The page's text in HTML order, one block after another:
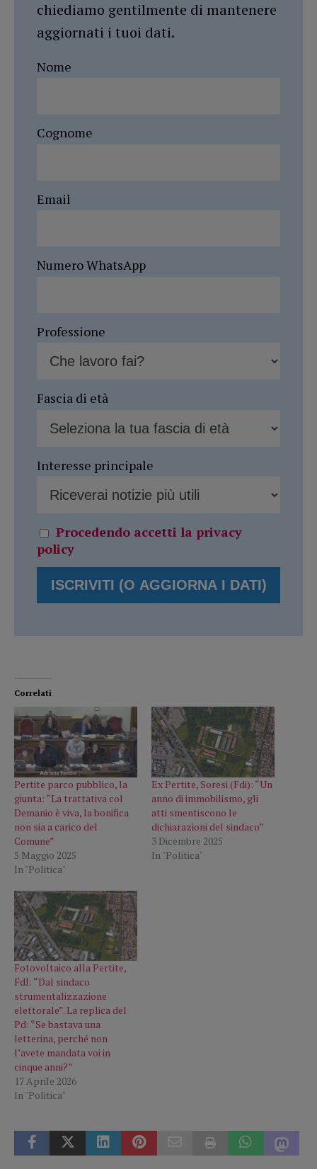
chiediamo gentilmente di mantenere
aggiornati i tuoi dati.
Nome
Cognome
Email
Numero WhatsApp
Professione
Fascia di età
Interesse principale
Procedendo accetti la privacy
policy
Correlati
Pertite parco pubblico, la
giunta: “La trattativa col
Demanio è viva, la bonifica
non sia a carico del
Comune”
5 Maggio 2025
In "Politica"
Ex Pertite, Soresi (Fdi): “Un
anno di immobilismo, gli
atti smentiscono le
dichiarazioni del sindaco”
3 Dicembre 2025
In "Politica"
Fotovoltaico alla Pertite,
FdI: “Dal sindaco
strumentalizzazione
elettorale”. La replica del
Pd: “Se bastava una
letterina, perché non
l’avete mandata voi in
cinque anni?”
17 Aprile 2026
In "Politica"